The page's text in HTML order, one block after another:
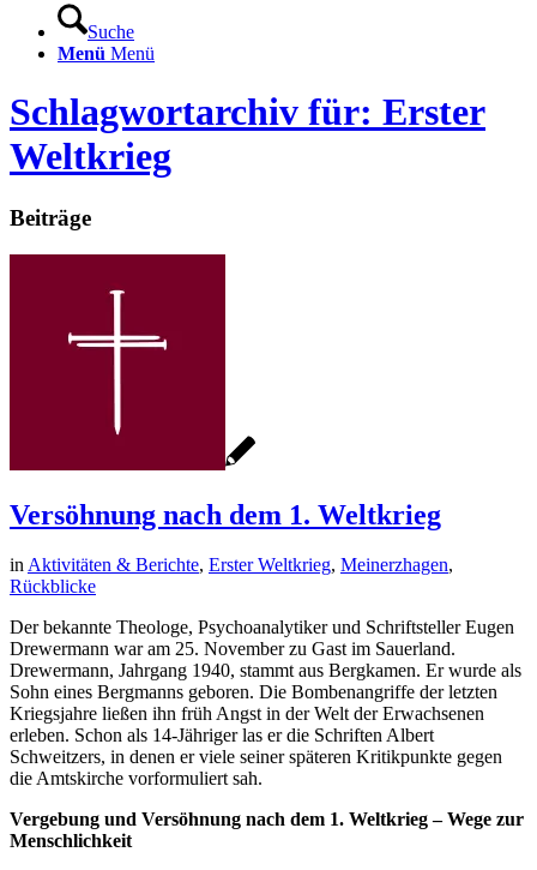
Suche
Menü Menü
Schlagwortarchiv für: Erster
Weltkrieg
Beiträge
Versöhnung nach dem 1. Weltkrieg
inAktivitäten & Berichte, Erster Weltkrieg, Meinerzhagen,
Rückblicke
Der bekannte Theologe, Psychoanalytiker und Schriftsteller Eugen
Drewermann war am 25. November zu Gast im Sauerland.
Drewermann, Jahrgang 1940, stammt aus Bergkamen. Er wurde als
Sohn eines Bergmanns geboren. Die Bombenangriffe der letzten
Kriegsjahre ließen ihn früh Angst in der Welt der Erwachsenen
erleben. Schon als 14-Jähriger las er die Schriften Albert
Schweitzers, in denen er viele seiner späteren Kritikpunkte gegen
die Amtskirche vorformuliert sah.
Vergebung und Versöhnung nach dem 1. Weltkrieg – Wege zur
Menschlichkeit